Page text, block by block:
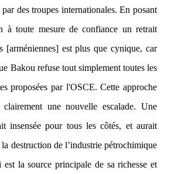
par des troupes internationales. En posant
à toute mesure de confiance un retrait
[arméniennes] est plus que cynique, car
Bakou refuse tout simplement toutes les
proposées par l'OSCE. Cette approche
une nouvelle escalade. Une
insensée pour tous les côtés, et aurait
destruction de l’industrie pétrochimique
la source principale de sa richesse et